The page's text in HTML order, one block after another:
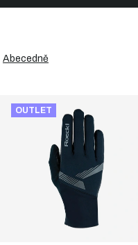
Abecedně
OUTLET